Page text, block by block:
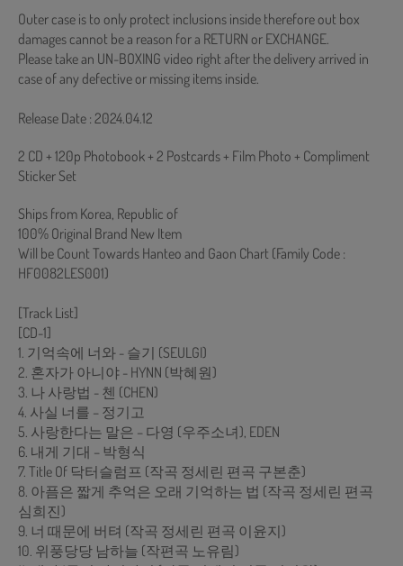
Outer case is to only protect inclusions inside therefore out box
damages cannot be a reason for a RETURN or EXCHANGE.
Please take an UN-BOXING video right after the delivery arrived in
case of any defective or missing items inside.
Release Date : 2024.04.12
2 CD + 120p Photobook + 2 Postcards + Film Photo + Compliment
Sticker Set
Ships from Korea, Republic of
100% Original Brand New Item
Will be Count Towards Hanteo and Gaon Chart (Family Code :
HF0082LES001)
[Track List]
[CD-1]
1. 기억속에 너와 - 슬기 (SEULGI)
2. 혼자가 아니야 - HYNN (박혜원)
3. 나 사랑법 - 첸 (CHEN)
4. 사실 너를 – 정기고
5. 사랑한다는 말은 – 다영 (우주소녀), EDEN
6. 내게 기대 – 박형식
7. Title Of 닥터슬럼프 (작곡 정세린 편곡 구본춘)
8. 아픔은 짧게 추억은 오래 기억하는 법 (작곡 정세린 편곡
심희진)
9. 너 때문에 버텨 (작곡 정세린 편곡 이윤지)
10. 위풍당당 남하늘 (작편곡 노유림)